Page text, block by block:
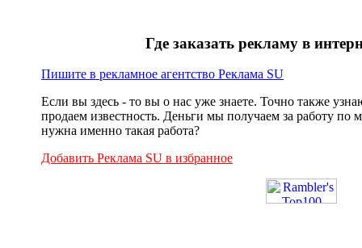
Где заказать рекламу в
Пишите в рекламное агентство Реклама SU
Если вы здесь - то вы о нас уже знаете. Точно также
продаем известность. Деньги мы получаем за работу по
нужна именно такая работа?
Добавить Реклама SU в избранное